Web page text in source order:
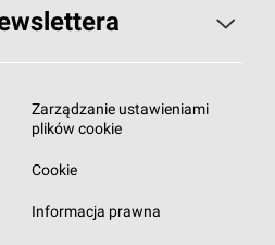
Zarządzanie ustawieniami
plików cookie
Cookie
Informacja prawna